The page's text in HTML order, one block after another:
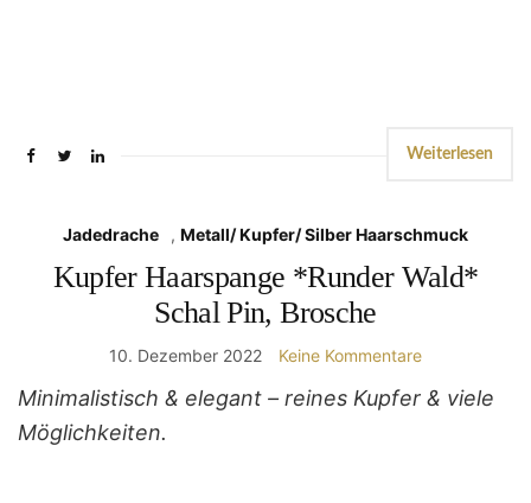
Weiterlesen
Jadedrache , Metall/ Kupfer/ Silber Haarschmuck
Kupfer Haarspange *Runder Wald*
Schal Pin, Brosche
10. Dezember 2022 Keine Kommentare
Minimalistisch & elegant – reines Kupfer & viele
Möglichkeiten.